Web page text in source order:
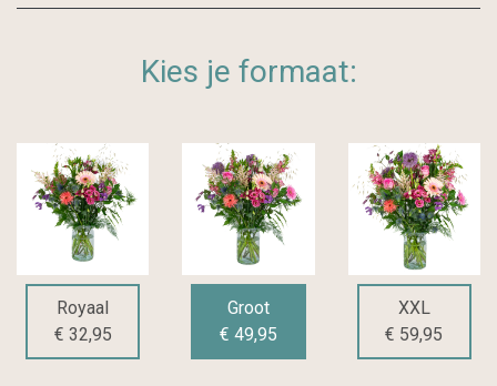
Kies je formaat:
Royaal
€ 32,95
Groot
€ 49,95
XXL
€ 59,95